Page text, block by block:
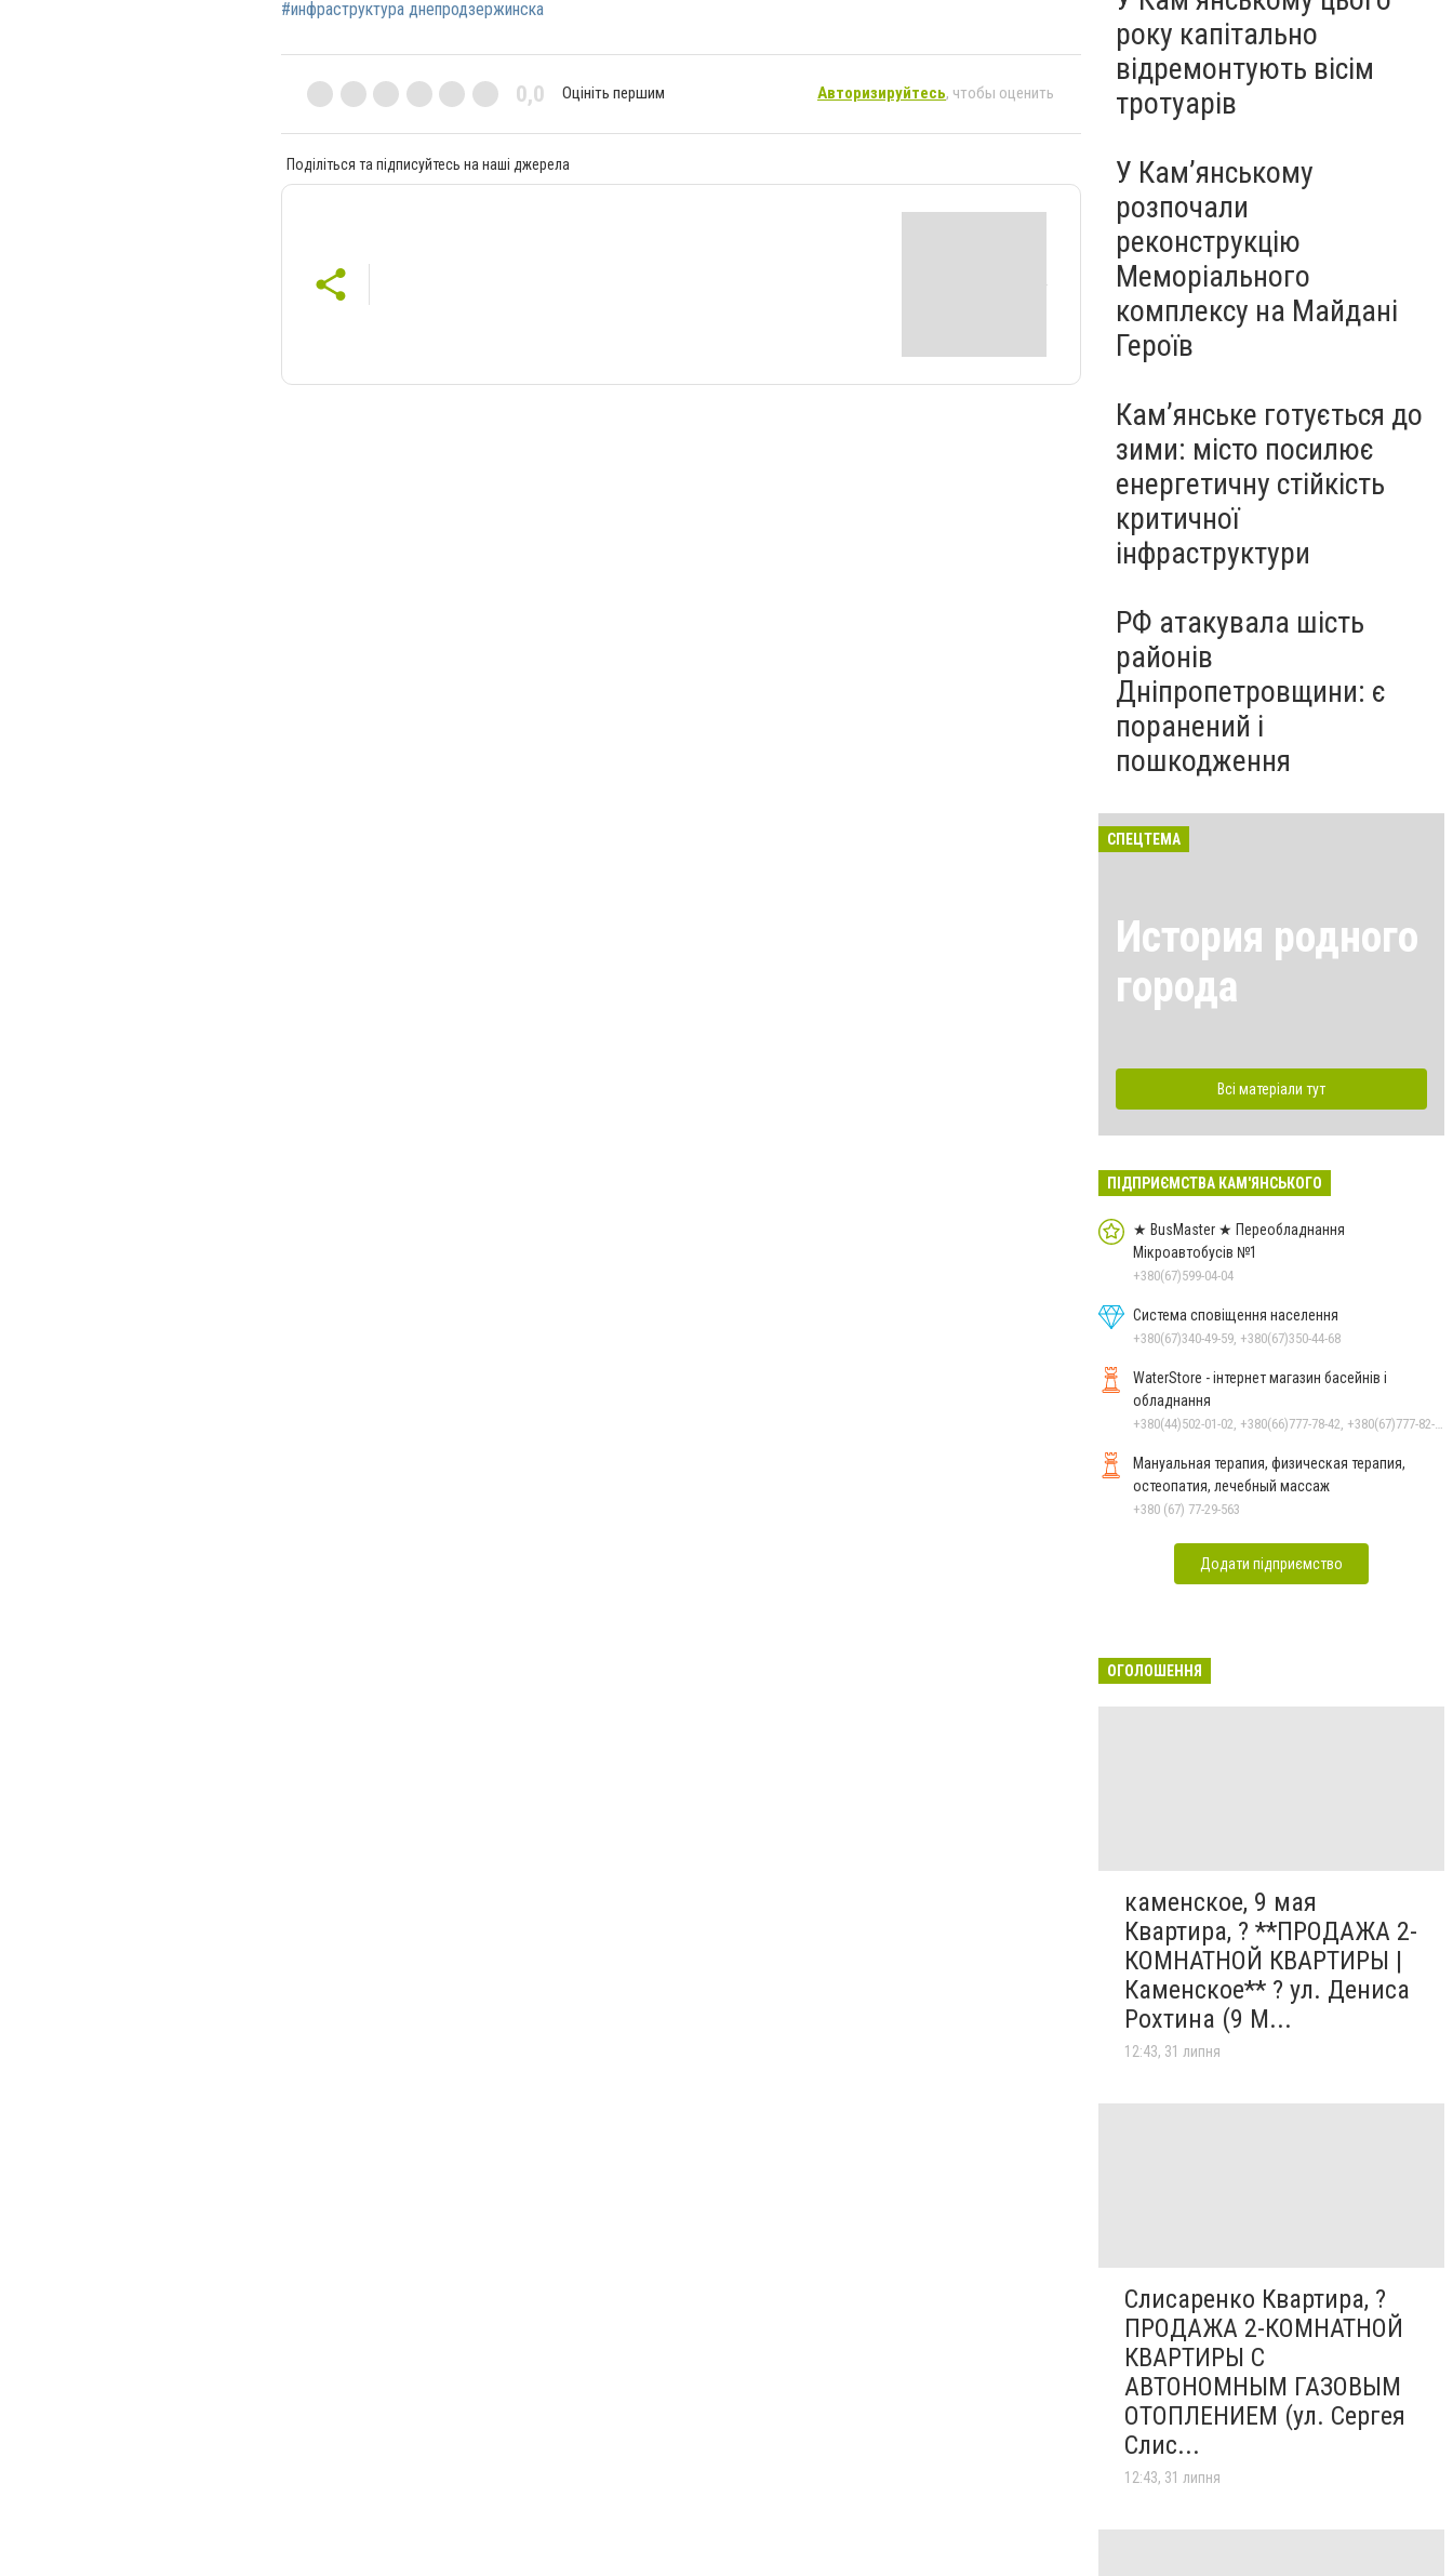
#инфраструктура днепродзержинска
0,0 Оцініть першим Авторизируйтесь, чтобы оценить
Поділіться та підписуйтесь на наші джерела
року капітально
відремонтують вісім
тротуарів
У Кам’янському
розпочали
реконструкцію
Меморіального
комплексу на Майдані
Героїв
Кам’янське готується до
зими: місто посилює
енергетичну стійкість
критичної
інфраструктури
РФ атакувала шість
районів
Дніпропетровщини: є
поранений і
пошкодження
СПЕЦТЕМА
История родного
города
Всі матеріали тут
ПІДПРИЄМСТВА КАМ'ЯНСЬКОГО
★ BusMaster ★ Переобладнання
Мікроавтобусів №1
+380(67)599-04-04
Система сповіщення населення
+380(67)340-49-59, +380(67)350-44-68
WaterStore - інтернет магазин басейнів і
обладнання
Мануальная терапия, физическая терапия,
остеопатия, лечебный массаж
+380 (67) 77-29-563
Додати підприємство
ОГОЛОШЕННЯ
каменское, 9 мая
Квартира, ? **ПРОДАЖА 2-
КОМНАТНОЙ КВАРТИРЫ |
Каменское** ? ул. Дениса
Рохтина (9 М...
12:43, 31 липня
Слисаренко Квартира, ?
ПРОДАЖА 2-КОМНАТНОЙ
КВАРТИРЫ С
АВТОНОМНЫМ ГАЗОВЫМ
ОТОПЛЕНИЕМ (ул. Сергея
Слис...
12:43, 31 липня